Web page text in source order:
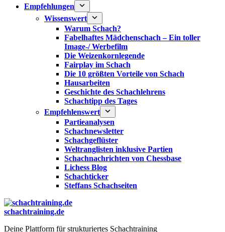
Empfehlungen
Wissenswert
Warum Schach?
Fabelhaftes Mädchenschach – Ein toller
Image-/ Werbefilm
Die Weizenkornlegende
Fairplay im Schach
Die 10 größten Vorteile von Schach‎
Hausarbeiten
Geschichte des Schachlehrens
Schachtipp des Tages
Empfehlenswert
Partieanalysen
Schachnewsletter
Schachgeflüster
Weltranglisten inklusive Partien
Schachnachrichten von Chessbase
Lichess Blog
Schachticker
Steffans Schachseiten
schachtraining.de
Deine Plattform für strukturiertes Schachtraining